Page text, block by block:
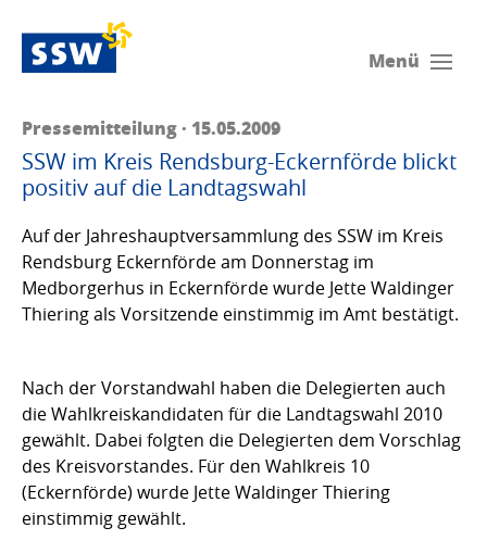
Menü
Pressemitteilung · 15.05.2009
SSW im Kreis Rendsburg-Eckernförde blickt
positiv auf die Landtagswahl
Auf der Jahreshauptversammlung des SSW im Kreis
Rendsburg Eckernförde am Donnerstag im
Medborgerhus in Eckernförde wurde Jette Waldinger
Thiering als Vorsitzende einstimmig im Amt bestätigt.
Nach der Vorstandwahl haben die Delegierten auch
die Wahlkreiskandidaten für die Landtagswahl 2010
gewählt. Dabei folgten die Delegierten dem Vorschlag
des Kreisvorstandes. Für den Wahlkreis 10
(Eckernförde) wurde Jette Waldinger Thiering
einstimmig gewählt.